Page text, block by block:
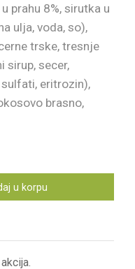
prahu 8%, sirutka u
ulja, voda, so),
trske, tresnje
sirup, secer,
eritrozin),
brasno,
u korpu